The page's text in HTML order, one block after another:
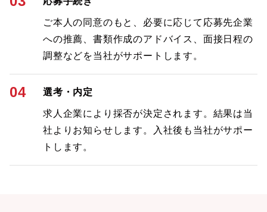
ご本人の同意のもと、必要に応じて応募先企業
への推薦、書類作成のアドバイス、面接日程の
調整などを当社がサポートします。
04 選考・内定
求人企業により採否が決定されます。結果は当
社よりお知らせします。入社後も当社がサポー
トします。